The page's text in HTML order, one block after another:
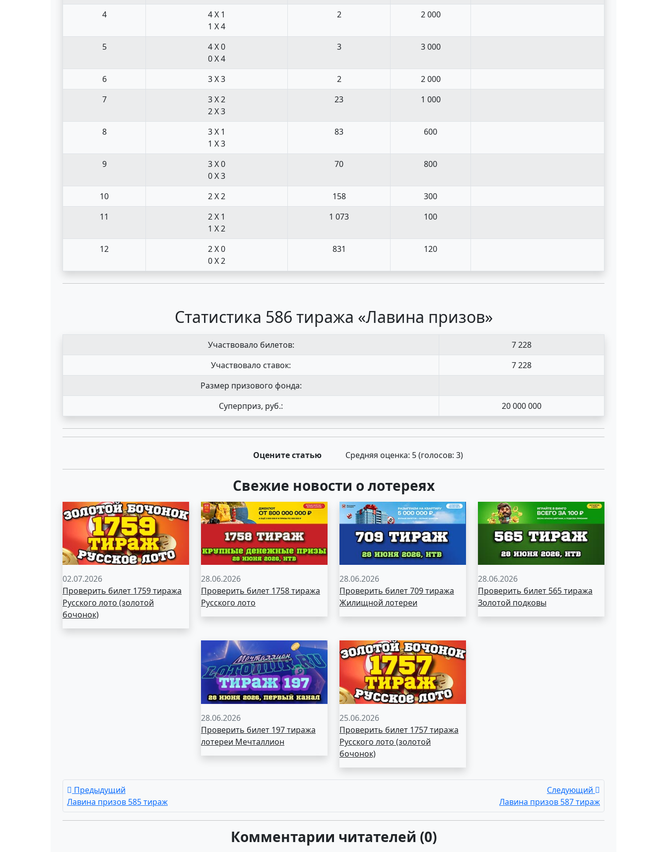
4
4 X 1
1 X 4
2 2 000
5
4 X 0
0 X 4
3 3 000
6 3 X 3 2
2 000
7
3 X 2
2 X 3
23 1 000
8
3 X 1
1 X 3
83 600
9
3 X 0
0 X 3
70 800
10 2 X 2 158
300
11
2 X 1
1 X 2
1 073 100
12
2 X 0
0 X 2
831 120
Статистика 586 тиража «Лавина призов»
Участвовало билетов:
7 228
Участвовало ставок:
7 228
Размер призового фонда:
Суперприз, руб.:
20 000 000
Оцените статью Средняя оценка: 5(голосов: 3)
Свежие новости о лотереях
02.07.2026
Проверить билет 1759 тиража
Русского лото (золотой
бочонок)
28.06.2026
Проверить билет 1758 тиража
Русского лото
28.06.2026
Проверить билет 709 тиража
Жилищной лотереи
28.06.2026
Проверить билет 565 тиража
Золотой подковы
28.06.2026
Проверить билет 197 тиража
лотереи Мечталлион
25.06.2026
Проверить билет 1757 тиража
Русского лото (золотой
бочонок)
Предыдущий
Лавина призов 585 тираж
Следующий
Лавина призов 587 тираж
Комментарии читателей (0)